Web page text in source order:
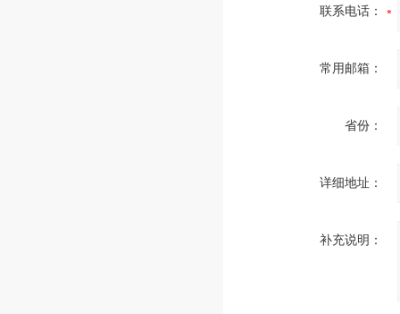
联系电话：
常用邮箱：
省份：
详细地址：
补充说明：